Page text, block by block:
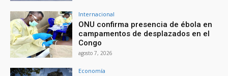
Internacional
ONU confirma presencia de ébola en
campamentos de desplazados en el
Congo
agosto 7, 2026
Economía